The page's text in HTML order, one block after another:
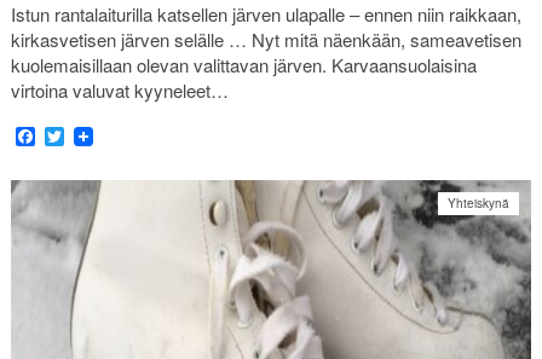
Istun rantalaiturilla katsellen järven ulapalle – ennen niin raikkaan,
kirkasvetisen järven selälle … Nyt mitä näenkään, sameavetisen
kuolemaisillaan olevan valittavan järven. Karvaansuolaisina
virtoina valuvat kyyneleet…
Facebook
Twitter
Yhteiskynä